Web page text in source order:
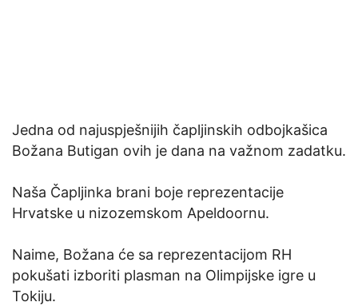
Jedna od najuspješnijih čapljinskih odbojkašica
Božana Butigan ovih je dana na važnom zadatku.
Naša Čapljinka brani boje reprezentacije
Hrvatske u nizozemskom Apeldoornu.
Naime, Božana će sa reprezentacijom RH
pokušati izboriti plasman na Olimpijske igre u
Tokiju.